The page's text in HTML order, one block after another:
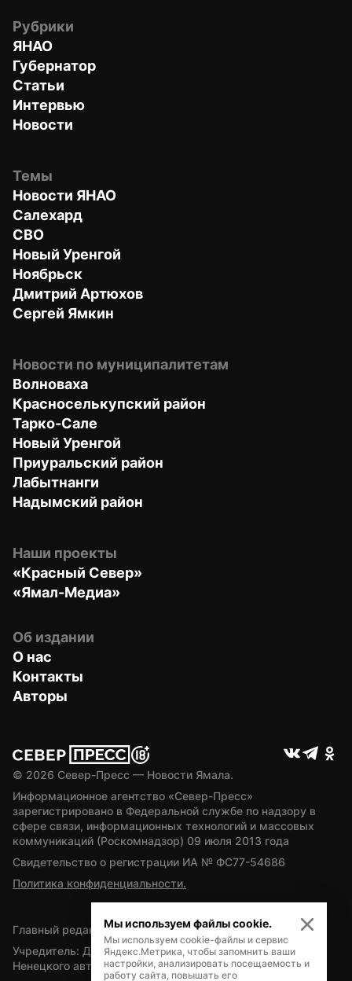
Рубрики
ЯНАО
Губернатор
Статьи
Интервью
Новости
Темы
Новости ЯНАО
Салехард
СВО
Новый Уренгой
Ноябрьск
Дмитрий Артюхов
Сергей Ямкин
Новости по муниципалитетам
Волноваха
Красноселькупский район
Тарко-Сале
Новый Уренгой
Приуральский район
Лабытнанги
Надымский район
Наши проекты
«Красный Север»
«Ямал-Медиа»
Об издании
О нас
Контакты
Авторы
© 2026 Север-Пресс — Новости Ямала.
Информационное агентство «Север-Пресс»
зарегистрировано в Федеральной службе по надзору в
сфере связи, информационных технологий и массовых
коммуникаций (Роскомнадзор) 09 июля 2013 года
Свидетельство о регистрации ИА № ФС77-54686
Политика конфиденциальности.
Главный редактор — А.Л. Поздеев
Учредитель: Департамент внутренней политики Ямало-
Ненецкого автономного округа
Мы используем файлы cookie.
Мы используем cookie-файлы и сервис
Яндекс.Метрика, чтобы запомнить ваши
настройки, анализировать посещаемость и
работу сайта, повышать его